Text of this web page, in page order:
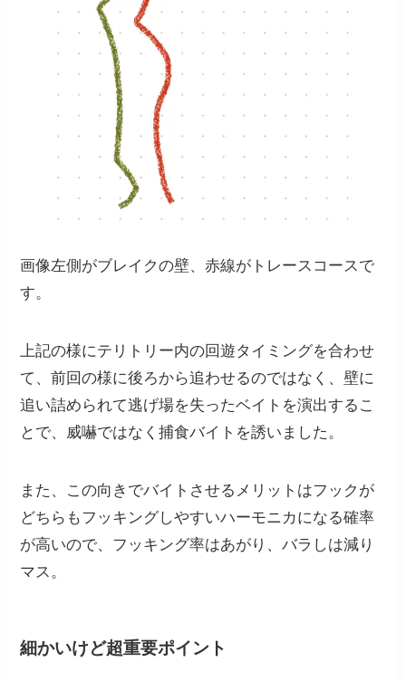
画像左側がブレイクの壁、赤線がトレースコースで
す。
上記の様にテリトリー内の回遊タイミングを合わせ
て、前回の様に後ろから追わせるのではなく、壁に
追い詰められて逃げ場を失ったベイトを演出するこ
とで、威嚇ではなく捕食バイトを誘いました。
また、この向きでバイトさせるメリットはフックが
どちらもフッキングしやすいハーモニカになる確率
が高いので、フッキング率はあがり、バラしは減り
マス。
細かいけど超重要ポイント